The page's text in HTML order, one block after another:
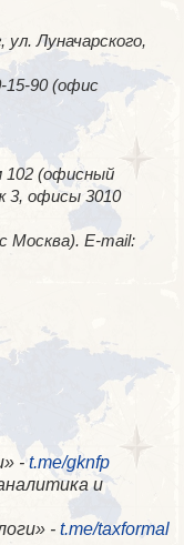
ул. Луначарского,
15-90 (офис
102 (офисный
3, офисы 3010
Москва). E-mail:
-t.me/gknfp
и
- t.me/taxformal